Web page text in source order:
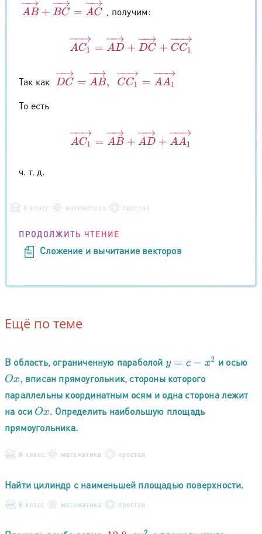
AB→ + BC→= C→ , получим:
AC1 =AD→ + DC→+ C C1→
Так как DC→ B→, C1→= 1→
То есть
AC1 =AB→ + AD→+ A A1→
ч. т. д.
8 класс математика простая
ПРОДОЛЖИТЬ ЧТЕНИЕ
Сложение и вычитание векторов
Ещё по теме
В область, ограниченную параболой y= c− x2
и осью
Ox,
вписан прямоугольник, стороны которого
параллельны координатным осям и одна сторона лежит
на оси Ox.
Определить наибольшую площадь
прямоугольника.
8 класс математика простая
Найти цилиндр с наименьшей площадью поверхности.
8 класс математика простая